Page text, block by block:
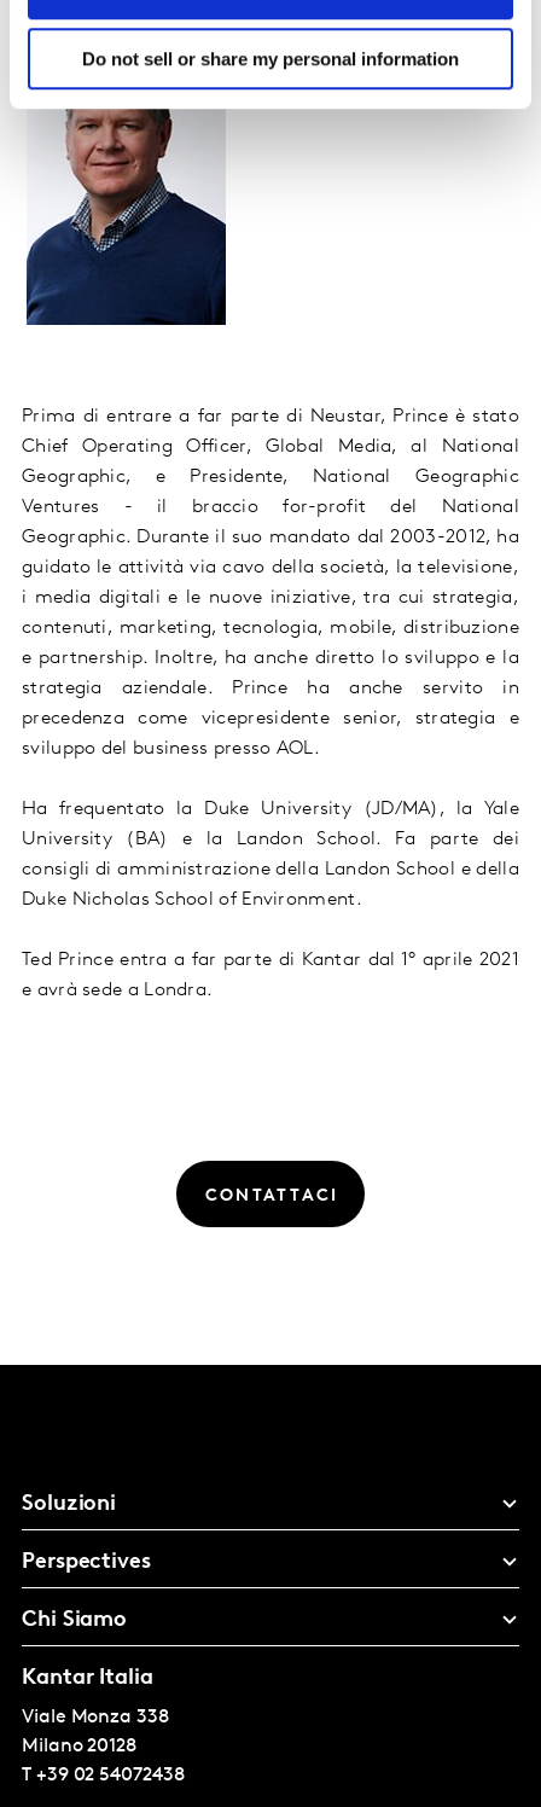
Do not sell or share my personal information
Prima di entrare a far parte di Neustar, Prince è stato
Chief Operating Officer, Global Media, al National
Geographic, e Presidente, National Geographic
Ventures - il braccio for-profit del National
Geographic. Durante il suo mandato dal 2003-2012, ha
guidato le attività via cavo della società, la televisione,
i media digitali e le nuove iniziative, tra cui strategia,
contenuti, marketing, tecnologia, mobile, distribuzione
e partnership. Inoltre, ha anche diretto lo sviluppo e la
strategia aziendale. Prince ha anche servito in
precedenza come vicepresidente senior, strategia e
sviluppo del business presso AOL.
Ha frequentato la Duke University (JD/MA), la Yale
University (BA) e la Landon School. Fa parte dei
consigli di amministrazione della Landon School e della
Duke Nicholas School of Environment.
Ted Prince entra a far parte di Kantar dal 1° aprile 2021
e avrà sede a Londra.
CONTATTACI
Soluzioni
Perspectives
Chi Siamo
Kantar Italia
Viale Monza 338
Milano 20128
T +39 02 54072438